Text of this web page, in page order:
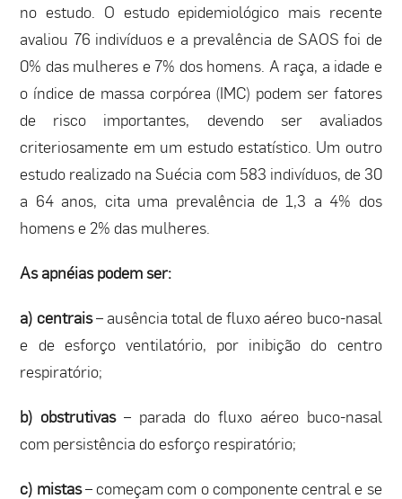
no estudo. O estudo epidemiológico mais recente
avaliou 76 indivíduos e a prevalência de SAOS foi de
0% das mulheres e 7% dos homens. A raça, a idade e
o índice de massa corpórea (IMC) podem ser fatores
de risco importantes, devendo ser avaliados
criteriosamente em um estudo estatístico. Um outro
estudo realizado na Suécia com 583 indivíduos, de 30
a 64 anos, cita uma prevalência de 1,3 a 4% dos
homens e 2% das mulheres.
As apnéias podem ser:
a) centrais– ausência total de fluxo aéreo buco-nasal
e de esforço ventilatório, por inibição do centro
respiratório;
b) obstrutivas– parada do fluxo aéreo buco-nasal
com persistência do esforço respiratório;
c) mistas– começam com o componente central e se